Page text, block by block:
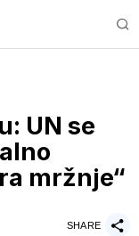
UN se
mržnje“
SHARE